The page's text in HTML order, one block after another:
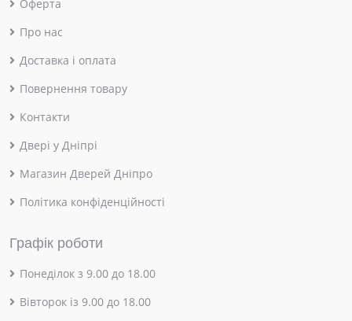
Оферта
Про нас
Доставка і оплата
Повернення товару
Контакти
Двері у Дніпрі
Магазин Дверей Дніпро
Політика конфіденційності
Графік роботи
Понеділок з 9.00 до 18.00
Вівторок із 9.00 до 18.00